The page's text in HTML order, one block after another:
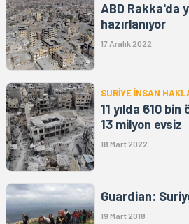
ABD Rakka'da
hazırlanıyor
17 Aralık 2022
SURİYE İNSAN
11 yılda 610
13 milyon evsiz
18 Mart 2022
Guardian:
19 Mart 2018